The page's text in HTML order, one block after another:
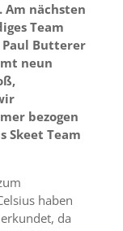
nächsten
Team
Paul Butterer
neun
bezogen
Skeet Team
haben
da